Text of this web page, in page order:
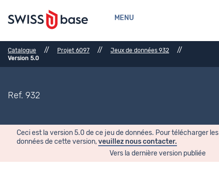
MENU
Catalogue // Projet 6097 // Jeux de données 932 //
Version 5.0
Ref. 932
Ceci est la version 5.0 de ce jeu de données. Pour télécharger les
données de cette version, veuillez nous contacter.
Vers la dernière version publiée